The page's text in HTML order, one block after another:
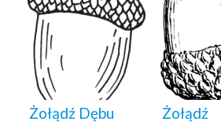
Żołądź Dębu Żołądź